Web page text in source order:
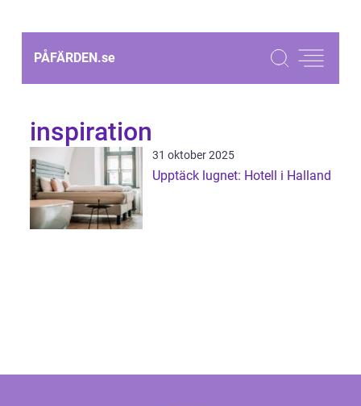
PÅFÄRDEN.se
inspiration
31 oktober 2025
Upptäck lugnet: Hotell i Halland